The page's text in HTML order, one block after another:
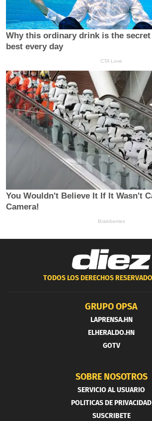
TODOS LOS DERECHOS
GRUPO OPSA
LAPRENSA.HN
ELHERALDO.HN
GOTV
SOBRE NOSOTROS
SERVICIO AL USUARIO
POLITICAS DE PRIVACIDAD
SUSCRIBETE